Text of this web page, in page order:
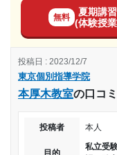
達成
目的の達成理由
第1志望大学に合
た数学の点数が伸
れたから。
利用詳細
2018年12月〜
個別指導ということ
こまで高収入ではな
コース・カリキュラ
学習習慣がついたた
先生が作ってくれた
無料
夏期講習
(体験授
東京個別指導学院
本厚木教室の口コ
投稿日 : 2023/12/7
投稿者 本人
目的
私立受